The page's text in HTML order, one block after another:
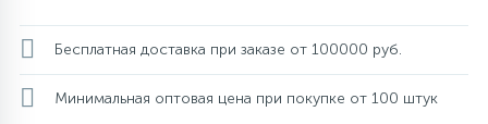
Бесплатная доставка при заказе от 100000 руб.
Минимальная оптовая цена при покупке от 100 штук